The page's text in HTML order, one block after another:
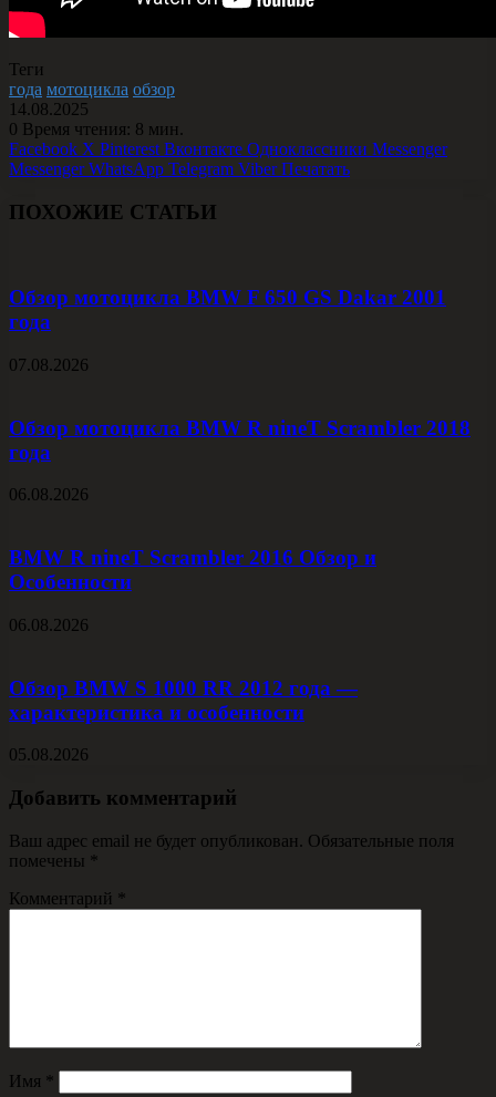
Теги
года мотоцикла обзор
14.08.2025
0 Время чтения: 8 мин.
Facebook X Pinterest Вконтакте Одноклассники Messenger
Messenger WhatsApp Telegram Viber Печатать
ПОХОЖИЕ СТАТЬИ
Обзор мотоцикла BMW F 650 GS Dakar 2001
года
07.08.2026
Обзор мотоцикла BMW R nineT Scrambler 2018
года
06.08.2026
BMW R nineT Scrambler 2016 Обзор и
Особенности
06.08.2026
Обзор BMW S 1000 RR 2012 года —
характеристика и особенности
05.08.2026
Добавить комментарий
Ваш адрес email не будет опубликован. Обязательные поля
помечены *
Комментарий *
Имя *